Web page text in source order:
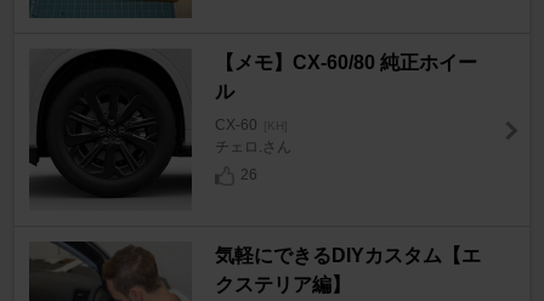
【メモ】CX-60/80 純正ホイー
ル
CX-60 [KH]
チェロ.さん
26
気軽にできるDIYカスタム【エ
クステリア編】